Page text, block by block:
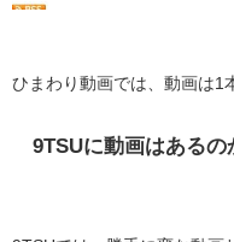
ひまわり動画では、動画は1
9TSUに動画はあるの